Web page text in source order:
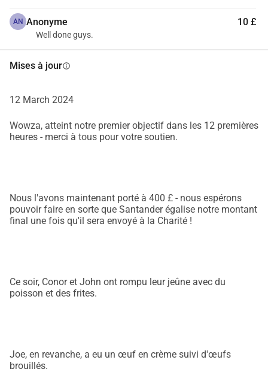
AN Anonyme 10 £
Well done guys.
Mises à jourinfo
12 March 2024
Wowza, atteint notre premier objectif dans les 12 premières
heures - merci à tous pour votre soutien.
Nous l'avons maintenant porté à 400 £ - nous espérons
pouvoir faire en sorte que Santander égalise notre montant
final une fois qu'il sera envoyé à la Charité !
Ce soir, Conor et John ont rompu leur jeûne avec du
poisson et des frites.
Joe, en revanche, a eu un œuf en crème suivi d'œufs
brouillés.